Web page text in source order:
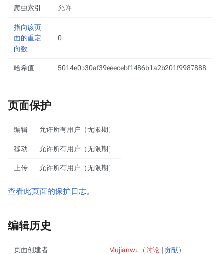
爬虫索引 允许
指向该页
面的重定
向数
0
哈希值 5014e0b30af39eeecebf1486b1a2b201f9987888
页面保护
编辑 允许所有用户（无限期）
移动 允许所有用户（无限期）
上传 允许所有用户（无限期）
查看此页面的保护日志。
编辑历史
页面创建者 Mujianwu （讨论 | 贡献）